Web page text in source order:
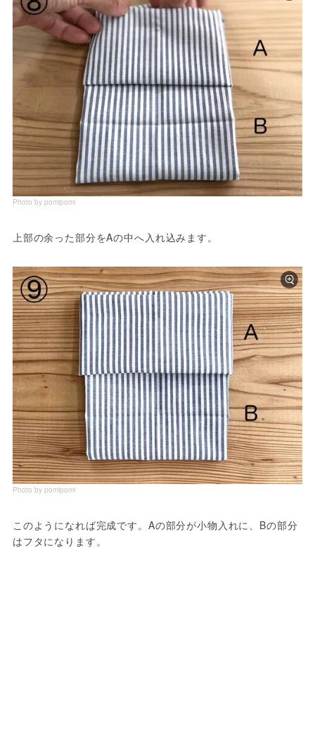
Photo by pomipomi
上部の余った部分をAの中へ入れ込みます。
Photo by pomipomi
このようになれば完成です。Aの部分が小物入れに、Bの部分
はフタになります。